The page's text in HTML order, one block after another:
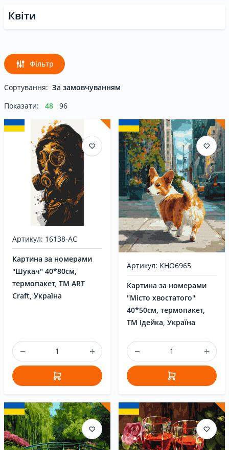
Квіти
Фільтр
Сортування: За замовчуванням
Показати:
48 96
Артикул: 16138-AC
Картина за номерами
"Шукач" 40*80см,
термопакет, ТМ ART
Craft, Україна
Артикул: KHO6965
Картина за номерами
"Місто хвостатого"
40*50см, термопакет,
ТМ Ідейка, Україна